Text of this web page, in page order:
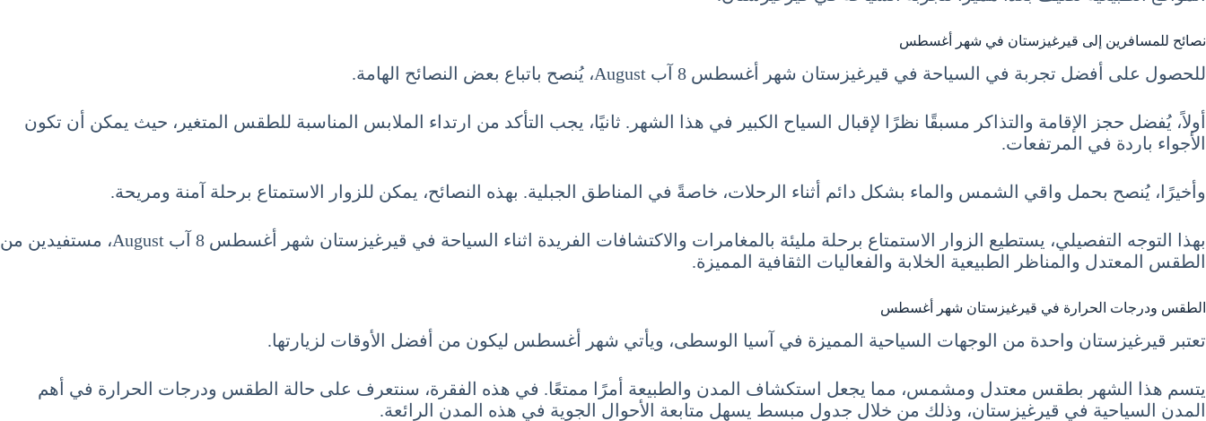
نصائح للمسافرين إلى قيرغيزستان في شهر أغسطس
للحصول على أفضل تجربة في السياحة في قيرغيزستان شهر أغسطس 8 آب August، يُنصح باتباع بعض النصائح الهامة.
أولاً، يُفضل حجز الإقامة والتذاكر مسبقًا نظرًا لإقبال السياح الكبير في هذا الشهر. ثانيًا، يجب التأكد من ارتداء الملابس المناسبة للطقس المتغير، حيث يمكن أن تكون
الأجواء باردة في المرتفعات.
وأخيرًا، يُنصح بحمل واقي الشمس والماء بشكل دائم أثناء الرحلات، خاصةً في المناطق الجبلية. بهذه النصائح، يمكن للزوار الاستمتاع برحلة آمنة ومريحة.
بهذا التوجه التفصيلي، يستطيع الزوار الاستمتاع برحلة مليئة بالمغامرات والاكتشافات الفريدة اثناء السياحة في قيرغيزستان شهر أغسطس 8 آب August، مستفيدين من
الطقس المعتدل والمناظر الطبيعية الخلابة والفعاليات الثقافية المميزة.
الطقس ودرجات الحرارة في قيرغيزستان شهر أغسطس
تعتبر قيرغيزستان واحدة من الوجهات السياحية المميزة في آسيا الوسطى، ويأتي شهر أغسطس ليكون من أفضل الأوقات لزيارتها.
يتسم هذا الشهر بطقس معتدل ومشمس، مما يجعل استكشاف المدن والطبيعة أمرًا ممتعًا. في هذه الفقرة، سنتعرف على حالة الطقس ودرجات الحرارة في أهم
المدن السياحية في قيرغيزستان، وذلك من خلال جدول مبسط يسهل متابعة الأحوال الجوية في هذه المدن الرائعة.